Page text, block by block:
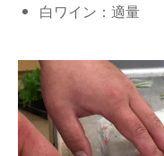
白ワイン：適量